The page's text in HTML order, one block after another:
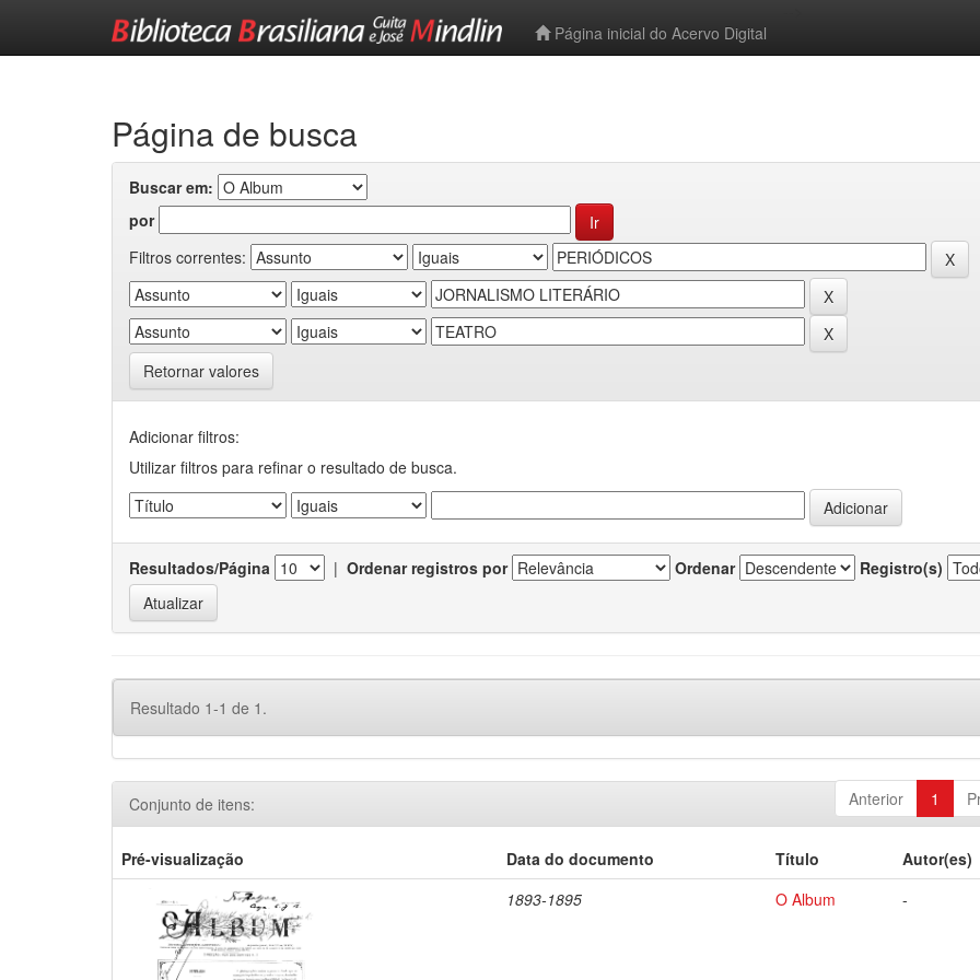
Página inicial do Acervo Digital
Página de busca
Buscar em:
por
Filtros correntes:
Retornar valores
Adicionar filtros:
Utilizar filtros para refinar o resultado de busca.
Resultados/Página | Ordenar registros por Ordenar Registro(s)
Resultado 1-1 de 1.
Anterior 1
Conjunto de itens:
Pré-visualização Data do documento Título
Autor(es)
1893-1895
O Album -